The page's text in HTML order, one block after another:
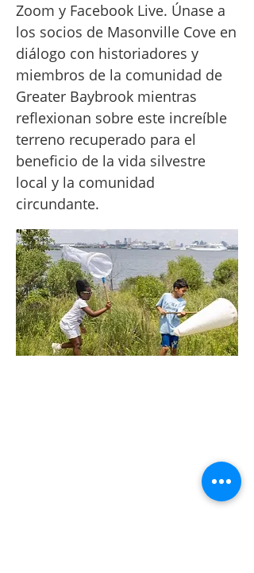
Zoom y Facebook Live. Únase a
los socios de Masonville Cove en
diálogo con historiadores y
miembros de la comunidad de
Greater Baybrook mientras
reflexionan sobre este increíble
terreno recuperado para el
beneficio de la vida silvestre
local y la comunidad
circundante.